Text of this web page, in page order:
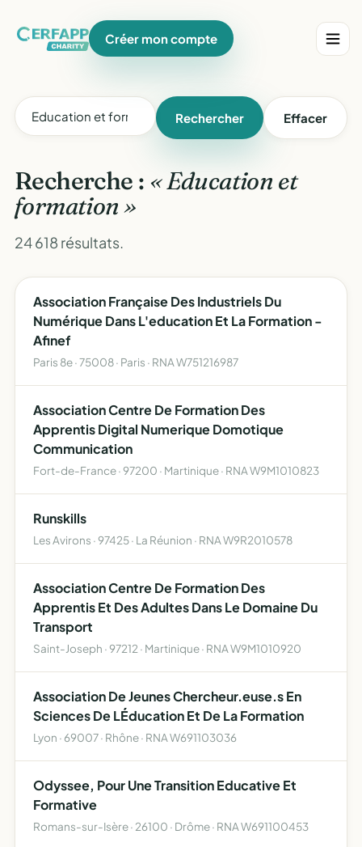
Créer mon compte
Rechercher Effacer
Recherche : « Education et
formation »
24 618 résultats.
Association Française Des Industriels Du
Numérique Dans L'education Et La Formation -
Afinef
Paris 8e · 75008 · Paris · RNA W751216987
Association Centre De Formation Des
Apprentis Digital Numerique Domotique
Communication
Fort-de-France · 97200 · Martinique · RNA W9M1010823
Runskills
Les Avirons · 97425 · La Réunion · RNA W9R2010578
Association Centre De Formation Des
Apprentis Et Des Adultes Dans Le Domaine Du
Transport
Saint-Joseph · 97212 · Martinique · RNA W9M1010920
Association De Jeunes Chercheur.euse.s En
Sciences De LÉducation Et De La Formation
Lyon · 69007 · Rhône · RNA W691103036
Odyssee, Pour Une Transition Educative Et
Formative
Romans-sur-Isère · 26100 · Drôme · RNA W691100453